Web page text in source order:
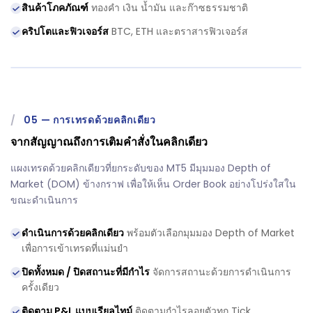
สินค้าโภคภัณฑ์ ทองคำ เงิน น้ำมัน และก๊าซธรรมชาติ
คริปโตและฟิวเจอร์ส BTC, ETH และตราสารฟิวเจอร์ส
/ 05 — การเทรดด้วยคลิกเดียว
จากสัญญาณถึงการเติมคำสั่งในคลิกเดียว
แผงเทรดด้วยคลิกเดียวที่ยกระดับของ MT5 มีมุมมอง Depth of
Market (DOM) ข้างกราฟ เพื่อให้เห็น Order Book อย่างโปร่งใสใน
ขณะดำเนินการ
ดำเนินการด้วยคลิกเดียว พร้อมตัวเลือกมุมมอง Depth of Market
เพื่อการเข้าเทรดที่แม่นยำ
ปิดทั้งหมด / ปิดสถานะที่มีกำไร จัดการสถานะด้วยการดำเนินการ
ครั้งเดียว